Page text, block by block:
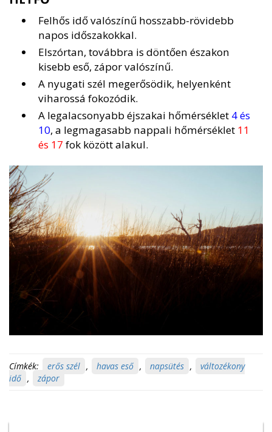
Felhős idő valószínű hosszabb-rövidebb
napos időszakokkal.
Elszórtan, továbbra is döntően északon
kisebb eső, zápor valószínű.
A nyugati szél megerősödik, helyenként
viharossá fokozódik.
A legalacsonyabb éjszakai hőmérséklet 4 és
10, a legmagasabb nappali hőmérséklet 11
és 17 fok között alakul.
Címkék: erős szél , havas eső , napsütés ,
változékony
idő , zápor